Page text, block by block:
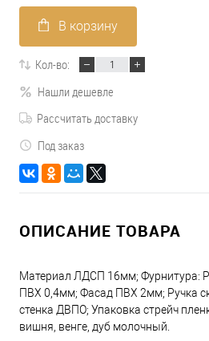
В корзину
Кол-во:
Нашли дешевле
Рассчитать доставку
Под заказ
ОПИСАНИЕ ТОВАРА
Материал ЛДСП 16мм; Фурнитура:
ПВХ 0,4мм; Фасад ПВХ 2мм; Ручка
стенка ДВПО; Упаковка стрейч
вишня, венге, дуб молочный.